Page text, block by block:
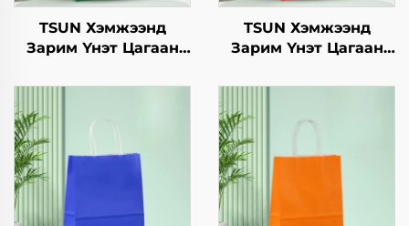
TSUN Хэмжээнд
Зарим Үнэт Цагаан
Нэмэлт Ур чадвараар
Кристмасийн Хоолын
Пакинг Скрин Принт
TSUN Хэмжээнд
Зарим Үнэт Цагаан
Скрин Принт Нэмэлт
Ур чадвараар Шинэ
Жил, Кристмасийн
Хөдөлгөөнт Хоолын
Шиппинг Картон